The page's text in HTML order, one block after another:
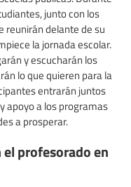
junto con los
reunirán delante de su
la jornada escolar.
y escucharán los
lo que quieren para la
entrarán juntos
apoyo a los programas
a prosperar.
profesorado en